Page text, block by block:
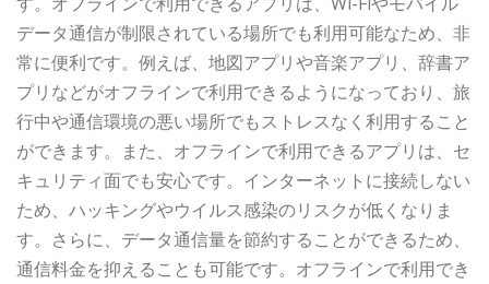
データ通信が制限されている場所でも利用可能なため、非
常に便利です。例えば、地図アプリや音楽アプリ、辞書ア
プリなどがオフラインで利用できるようになっており、旅
行中や通信環境の悪い場所でもストレスなく利用すること
ができます。また、オフラインで利用できるアプリは、セ
キュリティ面でも安心です。インターネットに接続しない
ため、ハッキングやウイルス感染のリスクが低くなりま
す。さらに、データ通信量を節約することができるため、
通信料金を抑えることも可能です。オフラインで利用でき